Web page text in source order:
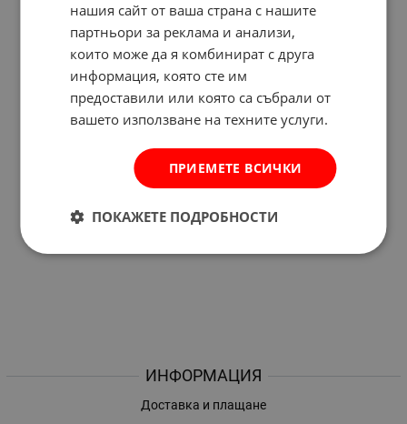
ИНФОРМАЦИЯ
Доставка и плащане
нашия сайт от ваша страна с нашите
партньори за реклама и анализи,
които може да я комбинират с друга
информация, която сте им
предоставили или която са събрали от
вашето използване на техните услуги.
ПРИЕМЕТЕ ВСИЧКИ
ПОКАЖЕТЕ ПОДРОБНОСТИ